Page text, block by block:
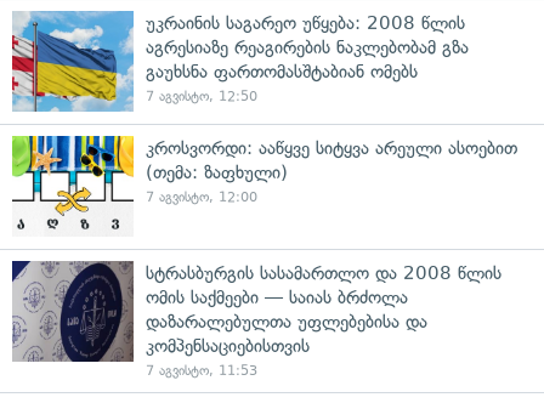
უკრაინის საგარეო უწყება: 2008 წლის
აგრესიაზე რეაგირების ნაკლებობამ გზა
გაუხსნა ფართომასშტაბიან ომებს
7 აგვისტო, 12:50
კროსვორდი: ააწყვე სიტყვა არეული ასოებით
(თემა: ზაფხული)
7 აგვისტო, 12:00
სტრასბურგის სასამართლო და 2008 წლის
ომის საქმეები — საიას ბრძოლა
დაზარალებულთა უფლებებისა და
კომპენსაციებისთვის
7 აგვისტო, 11:53